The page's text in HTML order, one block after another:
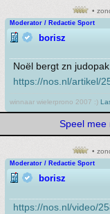
•
Moderator / Redactie Sport
borisz
Noël bergt zn
https://nos.nl/artikel/
winnaar wielerprono 2007 :)
Speel mee
•
Moderator / Redactie Sport
borisz
https://nos.nl/video/